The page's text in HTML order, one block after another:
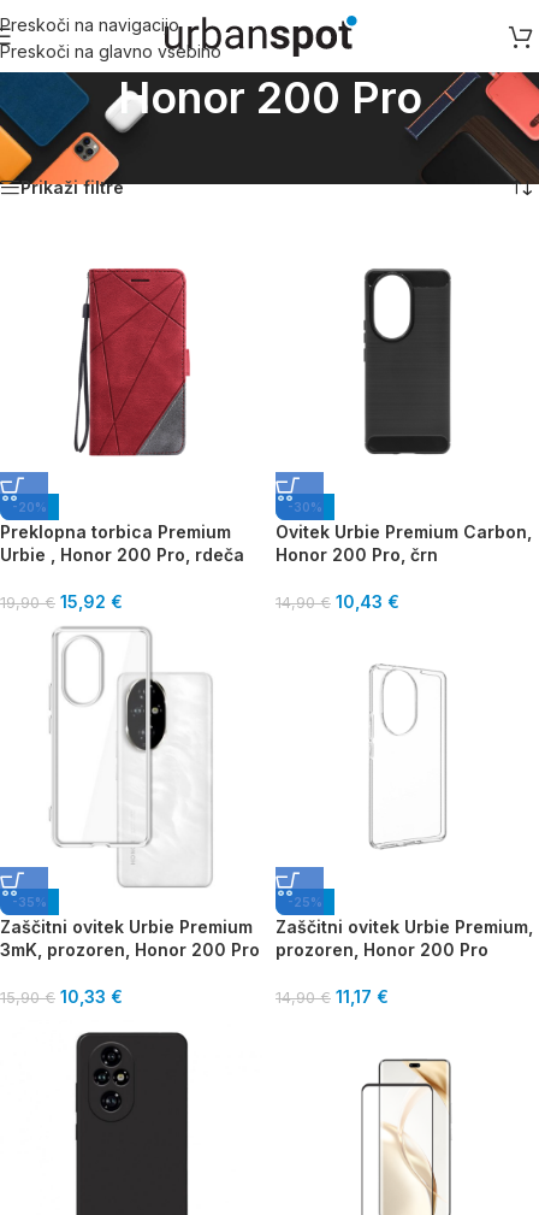
Preskoči na navigacijo
Preskoči na glavno vsebino
Honor 200 Pro
Domov/ Honor /Honor 200 Pro Prikaz vseh 6 rezultatov
Prikaži filtre
-20%
Preklopna torbica Premium
Urbie , Honor 200 Pro, rdeča
19,90€ 15,92 €
-30%
Ovitek Urbie Premium Carbon,
Honor 200 Pro, črn
14,90€ 10,43 €
-35%
Zaščitni ovitek Urbie Premium
3mK, prozoren, Honor 200 Pro
15,90€ 10,33 €
-25%
Zaščitni ovitek Urbie Premium,
prozoren, Honor 200 Pro
14,90€ 11,17 €